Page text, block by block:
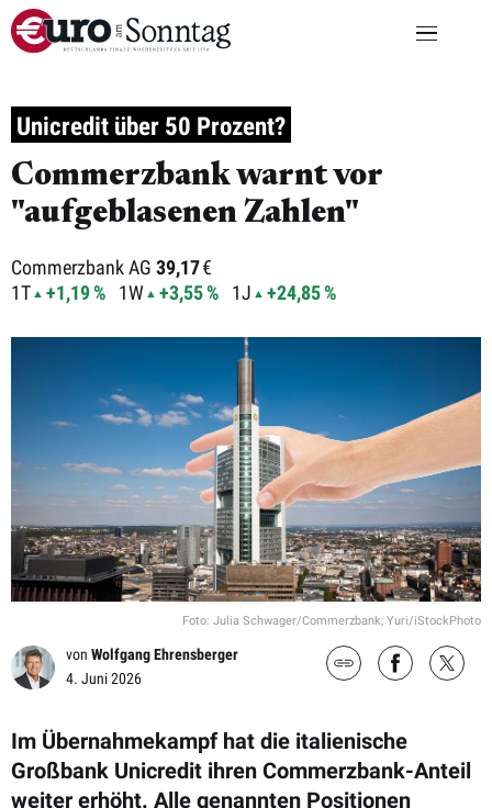
Unicredit über 50 Prozent?
Commerzbank warnt vor
"aufgeblasenen Zahlen"
Commerzbank AG 39,17€
1T
+1,19 % 1W +3,55 % 1J +24,85 %
Foto: Julia Schwager/Commerzbank; Yuri/iStockPhoto
von Wolfgang Ehrensberger
4. Juni 2026
Im Übernahmekampf hat die italienische
Großbank Unicredit ihren Commerzbank-Anteil
weiter erhöht. Alle genannten Positionen